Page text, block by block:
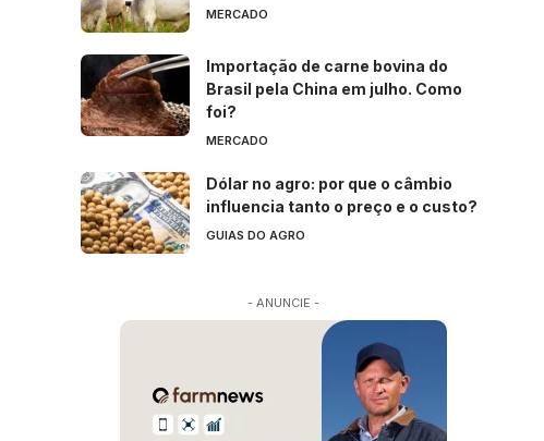
MERCADO
Importação de carne bovina do
Brasil pela China em julho. Como
foi?
MERCADO
Dólar no agro: por que o câmbio
influencia tanto o preço e o custo?
GUIAS DO AGRO
- ANUNCIE -